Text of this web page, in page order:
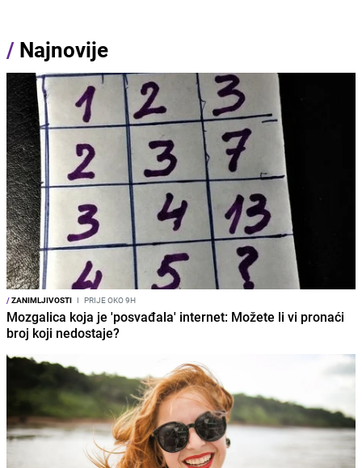
/ Najnovije
/ZANIMLJIVOSTI I PRIJE OKO 9H
Mozgalica koja je 'posvađala' internet: Možete li vi pronaći
broj koji nedostaje?